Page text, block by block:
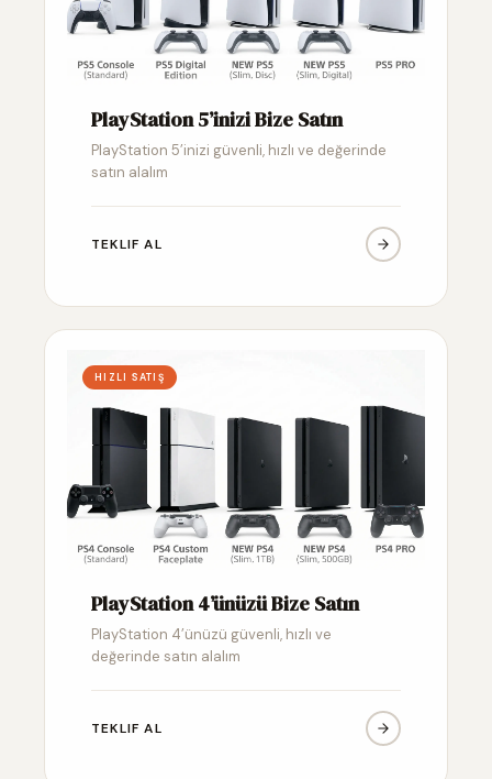
PlayStation 5’inizi Bize Satın
PlayStation 5’inizi güvenli, hızlı ve değerinde
satın alalım
TEKLIF AL
HIZLI SATIŞ
PlayStation 4’ünüzü Bize Satın
PlayStation 4’ünüzü güvenli, hızlı ve
değerinde satın alalım
TEKLIF AL